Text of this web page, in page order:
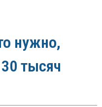
нужно,
тысяч